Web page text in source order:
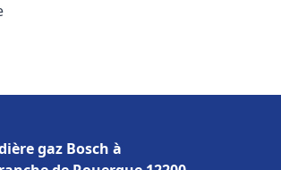
gaz Bosch à